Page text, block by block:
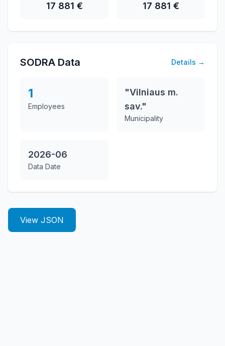
17 881 € 17 881 €
SODRA Data Details →
1
Employees
"Vilniaus m.
sav."
Municipality
2026-06
Data Date
View JSON